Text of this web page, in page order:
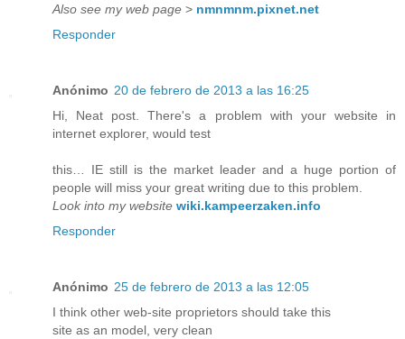
Also see my web page > nmnmnm.pixnet.net
Responder
Anónimo 20 de febrero de 2013 a las 16:25
Hi, Neat post. There's a problem with your website in
internet explorer, would test
this… IE still is the market leader and a huge portion of
people will miss your great writing due to this problem.
Look into my website wiki.kampeerzaken.info
Responder
Anónimo 25 de febrero de 2013 a las 12:05
I think other web-site proprietors should take this
site as an model, very clean